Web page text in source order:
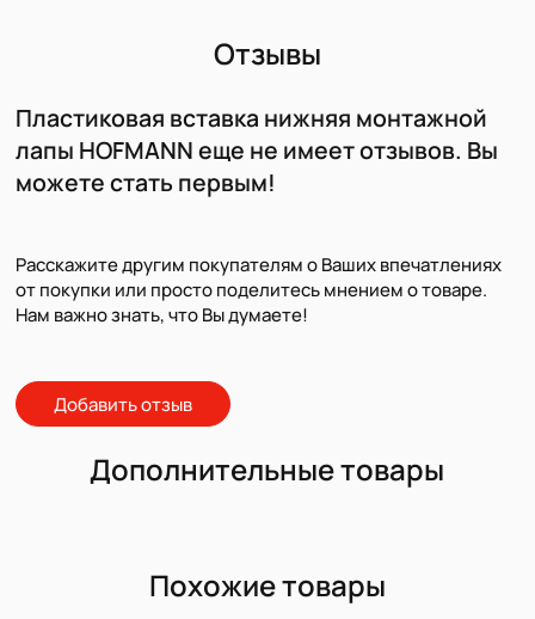
Отзывы
Пластиковая вставка нижняя монтажной
лапы HOFMANN еще не имеет отзывов. Вы
можете стать первым!
Расскажите другим покупателям о Ваших впечатлениях
от покупки или просто поделитесь мнением о товаре.
Нам важно знать, что Вы думаете!
Добавить отзыв
Дополнительные товары
Похожие товары